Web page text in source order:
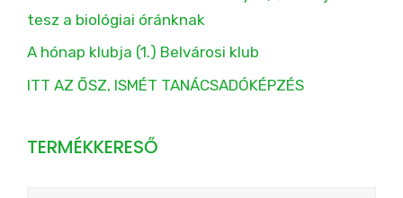
tesz a biológiai óránknak
A hónap klubja (1.) Belvárosi klub
ITT AZ ŐSZ, ISMÉT TANÁCSADÓKÉPZÉS
TERMÉKKERESŐ